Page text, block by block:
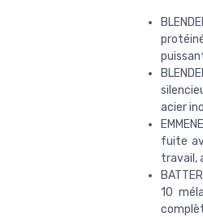
acier
fuite
travail,
10